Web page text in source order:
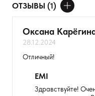
Акции
Оплата и доставка
О нас
ОТЗЫВЫ (1)
ДОБАВИТЬ
Ваше имя
Оксана
28.12.2024
Отличный!
EMI
Здравствуйте!